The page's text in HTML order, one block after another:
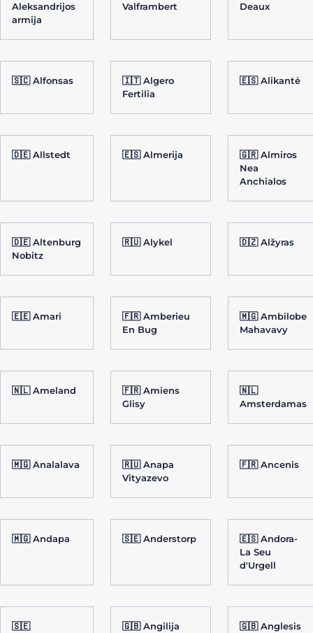
Aleksandrijos
armija
Valframbert
Deaux
🇸🇨 Alfonsas
🇮🇹 Algero
Fertilia
🇪🇸 Alikantė
🇩🇪 Allstedt 🇪🇸 Almerija
🇬🇷 Almiros
Nea
Anchialos
🇩🇪 Altenburg
Nobitz
🇷🇺 Alykel 🇩🇿 Alžyras
🇪🇪 Amari
🇫🇷 Amberieu
En Bug
🇲🇬 Ambilobe
Mahavavy
🇳🇱 Ameland
🇫🇷 Amiens
Glisy
🇳🇱
Amsterdamas
🇲🇬 Analalava
🇷🇺 Anapa
Vityazevo
🇫🇷 Ancenis
🇲🇬 Andapa 🇸🇪 Anderstorp
🇪🇸 Andora-
La Seu
d'Urgell
🇸🇪 🇬🇧 Angilija 🇬🇧 Anglesis